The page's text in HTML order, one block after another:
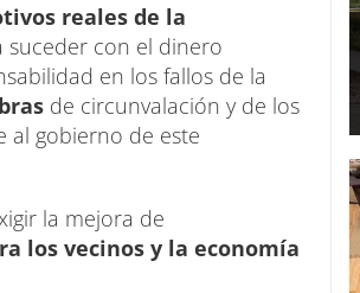
reales de la
suceder con el dinero
en los fallos de la
de circunvalación y de los
al gobierno de este
la mejora de
los vecinos y la economía